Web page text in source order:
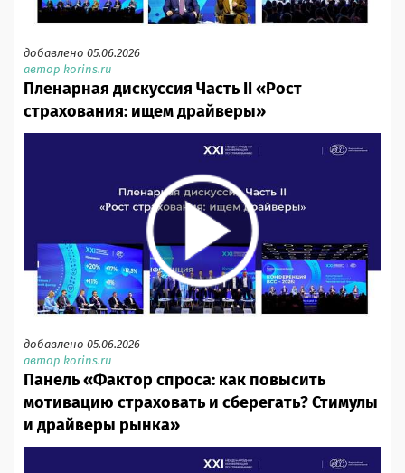
добавлено 05.06.2026
автор korins.ru
Пленарная дискуссия Часть II «Рост
страхования: ищем драйверы»
добавлено 05.06.2026
автор korins.ru
Панель «Фактор спроса: как повысить
мотивацию страховать и сберегать? Стимулы
и драйверы рынка»